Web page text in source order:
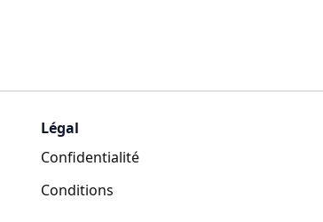
Légal
Confidentialité
Conditions